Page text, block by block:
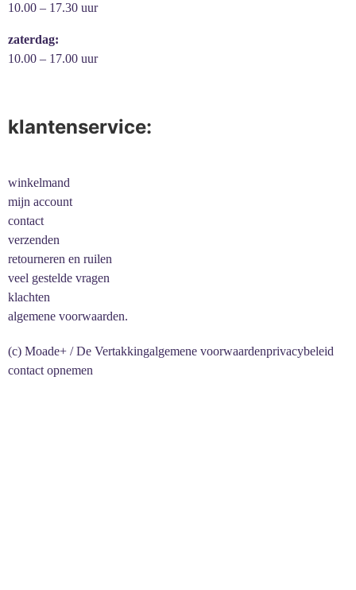
10.00 – 17.30 uur
zaterdag:
10.00 – 17.00 uur
klantenservice:
winkelmand
mijn account
contact
verzenden
retourneren en ruilen
veel gestelde vragen
klachten
algemene voorwaarden.
(c) Moade+ / De Vertakkingalgemene voorwaardenprivacybeleid
contact opnemen